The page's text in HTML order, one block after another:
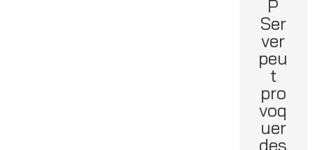
P
Ser
ver
peu
t
pro
voq
uer
des